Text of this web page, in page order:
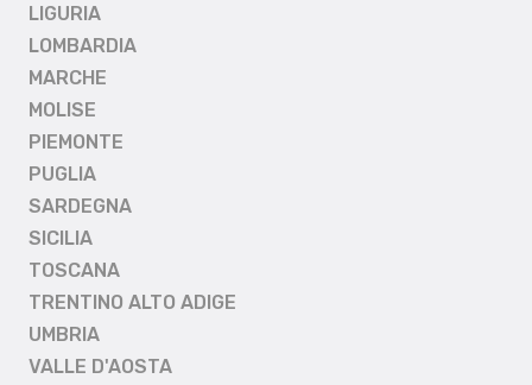
LIGURIA
LOMBARDIA
MARCHE
MOLISE
PIEMONTE
PUGLIA
SARDEGNA
SICILIA
TOSCANA
TRENTINO ALTO ADIGE
UMBRIA
VALLE D'AOSTA